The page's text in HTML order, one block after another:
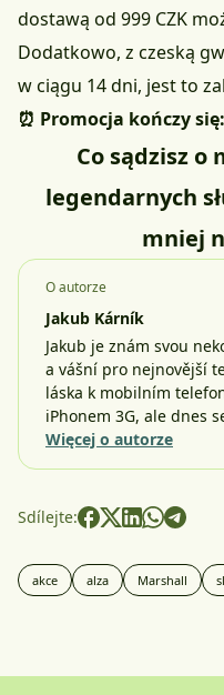
dostawą od 999 CZK
Dodatkowo, z czeską
w ciągu 14 dni, jest to
⏰ Promocja kończy się:
Co sądzisz o
legendarnych
mniej
O autorze
Jakub Kárník
Jakub je znám svou
a vášní pro nejnovější
láska k mobilním
iPhonem 3G, ale dnes
Więcej o autorze
Sdílejte:
akce alza Marshall